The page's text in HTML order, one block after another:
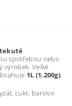
spotřebou nebo
výrobek. Velké
1L (1.200g)
cukr, barvivo